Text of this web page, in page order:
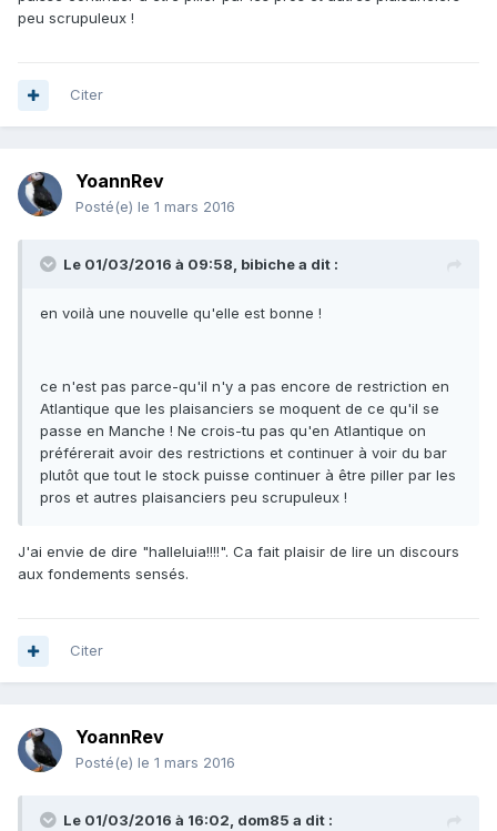
peu scrupuleux !
Citer
YoannRev
Posté(e) le 1 mars 2016
Le 01/03/2016 à 09:58, bibiche a dit :
en voilà une nouvelle qu'elle est bonne !
ce n'est pas parce-qu'il n'y a pas encore de restriction en
Atlantique que les plaisanciers se moquent de ce qu'il se
passe en Manche ! Ne crois-tu pas qu'en Atlantique on
préférerait avoir des restrictions et continuer à voir du bar
plutôt que tout le stock puisse continuer à être piller par les
pros et autres plaisanciers peu scrupuleux !
J'ai envie de dire "halleluia!!!!". Ca fait plaisir de lire un discours
aux fondements sensés.
Citer
YoannRev
Posté(e) le 1 mars 2016
Le 01/03/2016 à 16:02, dom85 a dit :